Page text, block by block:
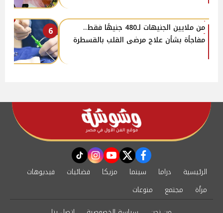
6
من ملايين الجنيهات لـ480 جنيهًا فقط..
مفاجأة بشأن علاج مرضى القلب بالقسطرة
facebook
twitter
youtube
instagram
tiktok
الرئيسية دراما سينما مزيكا فضائيات
فيديوهات
مرأة
مجتمع
منوعات